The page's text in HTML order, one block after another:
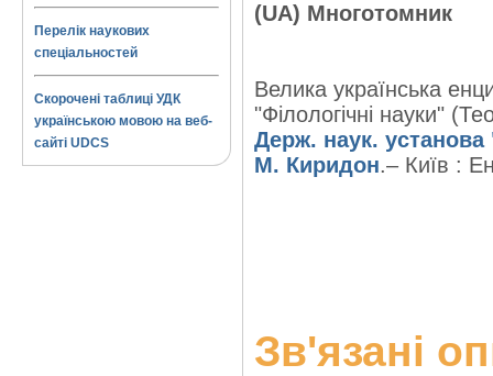
Перелік наукових
спеціальностей
Скорочені таблиці УДК
українською мовою на веб-
сайті UDCS
(UA) Многотомник
Велика українська
"Філологічні науки"
Держ. наук.
М. Киридон.– Київ :
Зв'язані